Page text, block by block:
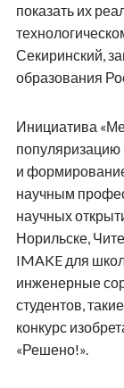
показать их
Секиринский,
образования
Инициатива
популяризацию
и
научным
научных
Норильске,
IMAKE для
инженерные
студентов,
конкурс
«Решено!».